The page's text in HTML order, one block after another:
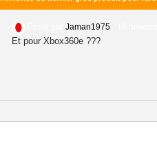
Jaman1975
Et pour Xbox360e ???